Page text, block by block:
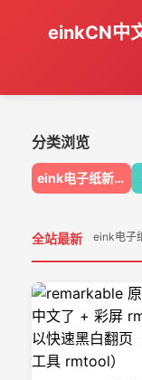
einkCN中
分类浏览
eink电子纸新闻
全站最新 eink电子